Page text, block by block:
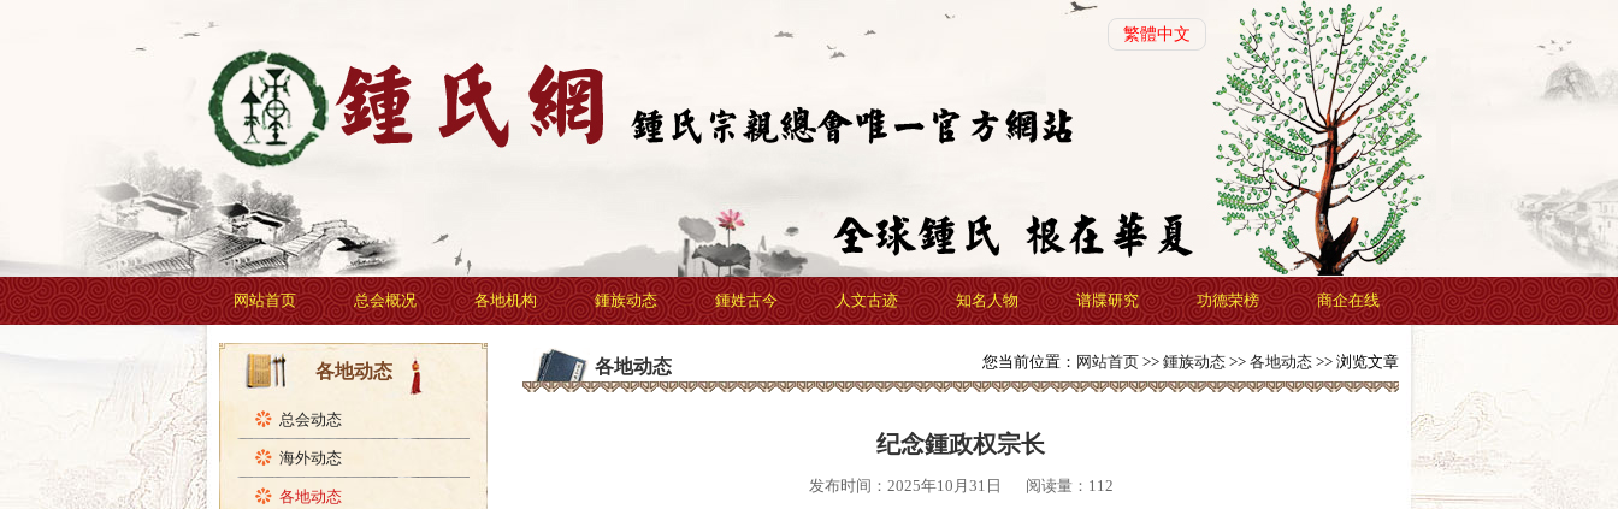
繁體中文
网站首页 总会概况 各地机构 鍾族动态 鍾姓古今 人文古迹 知名人物 谱牒研究 功德荣榜 商企在线
各地动态
总会动态
海外动态
各地动态
各地动态 您当前位置： 网站首页>> 鍾族动态>> 各地动态>> 浏览文章
纪念鍾政权宗长
发布时间：2025年10月31日 阅读量： 112